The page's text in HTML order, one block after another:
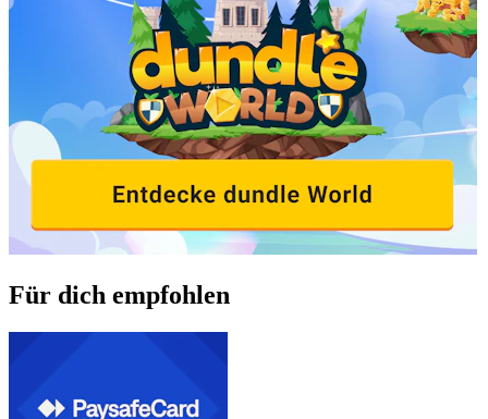
Für dich empfohlen